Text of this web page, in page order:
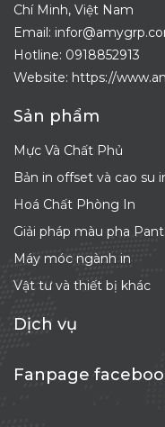
Chí Minh, Việt Nam
Email:
Hotline: 0918852913
Website: https://
Sản phẩm
Mực Và Chất Phủ
Bản in offset và cao su
Hoá Chất Phòng In
Giải pháp màu pha
Máy móc ngành in
Vật tư và thiết bị khác
Dịch vụ
Fanpage